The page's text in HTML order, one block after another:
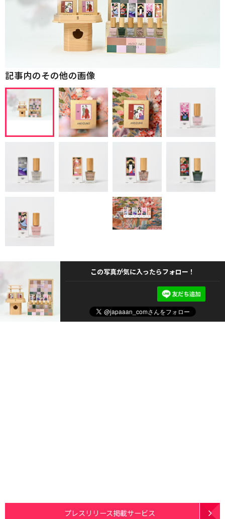
記事内のその他の画像
この写真が気に入ったらフォロー！
プレスリリース掲載サービス